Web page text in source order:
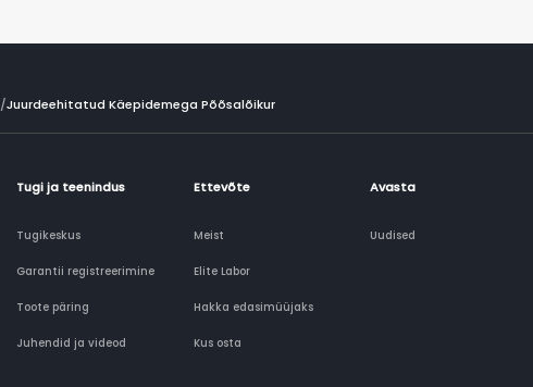
/Juurdeehitatud Käepidemega Põõsalõikur
Tugi ja teenindus
Tugikeskus
Garantii registreerimine
Toote päring
Juhendid ja videod
Ettevõte
Meist
Elite Labor
Hakka edasimüüjaks
Kus osta
Avasta
Uudised